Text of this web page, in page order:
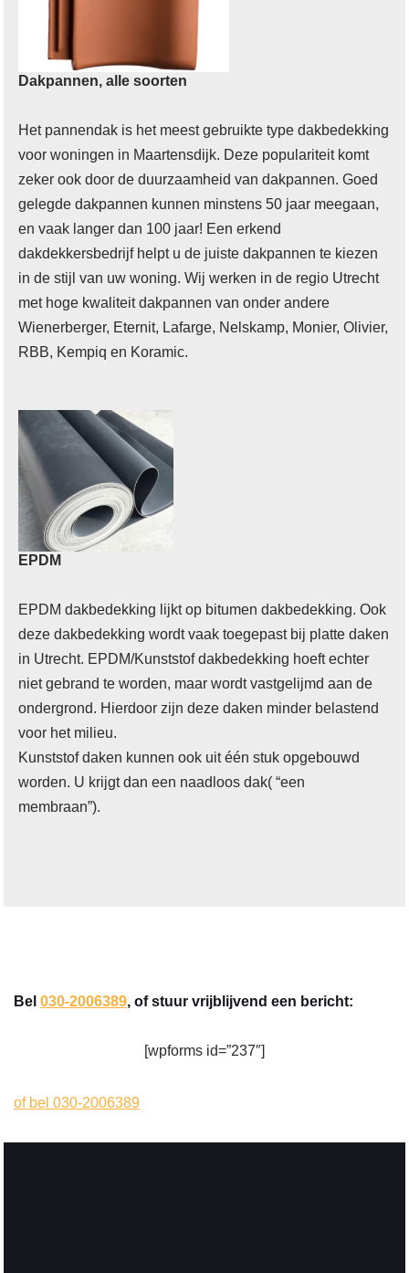
Dakpannen, alle soorten
Het pannendak is het meest gebruikte type dakbedekking
voor woningen in Maartensdijk. Deze populariteit komt
zeker ook door de duurzaamheid van dakpannen. Goed
gelegde dakpannen kunnen minstens 50 jaar meegaan,
en vaak langer dan 100 jaar! Een erkend
dakdekkersbedrijf helpt u de juiste dakpannen te kiezen
in de stijl van uw woning. Wij werken in de regio Utrecht
met hoge kwaliteit dakpannen van onder andere
Wienerberger, Eternit, Lafarge, Nelskamp, Monier, Olivier,
RBB, Kempiq en Koramic.
EPDM
EPDM dakbedekking lijkt op bitumen dakbedekking. Ook
deze dakbedekking wordt vaak toegepast bij platte daken
in Utrecht. EPDM/Kunststof dakbedekking hoeft echter
niet gebrand te worden, maar wordt vastgelijmd aan de
ondergrond. Hierdoor zijn deze daken minder belastend
voor het milieu.
Kunststof daken kunnen ook uit één stuk opgebouwd
worden. U krijgt dan een naadloos dak( “een
membraan”).
Bel 030-2006389, of stuur vrijblijvend een bericht:
[wpforms id=”237″]
of bel 030-2006389